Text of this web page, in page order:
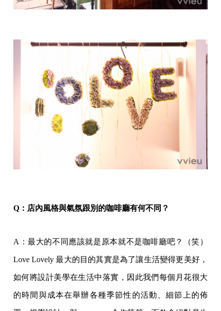
Q：店內風格與氣氛跟別的咖啡廳有何不同？
A：最大的不同應該就是原本就不是咖啡廳吧？（笑）
Love Lovely 最大的目的其實是為了讓生活變得更美好，
如何將設計美學在生活中落實，因此我們每個月花很大
的時間與成本在舉辦各種季節性的活動、細節上的佈